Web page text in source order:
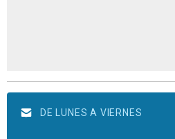
DE LUNES A VIERNES